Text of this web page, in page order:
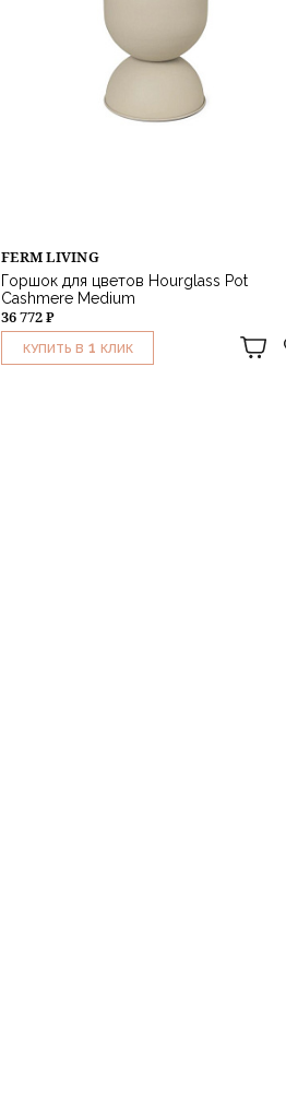
FERM LIVING
Горшок для цветов Hourglass Pot
Cashmere Medium
36 772 ₽
КУПИТЬ В 1 КЛИК